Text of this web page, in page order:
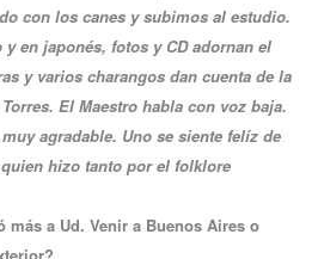
con los canes y subimos al estudio.
en japonés, fotos y CD adornan el
y varios charangos dan cuenta de la
El Maestro habla con voz baja.
agradable. Uno se siente felíz de
hizo tanto por el folklore
más a Ud. Venir a Buenos Aires o